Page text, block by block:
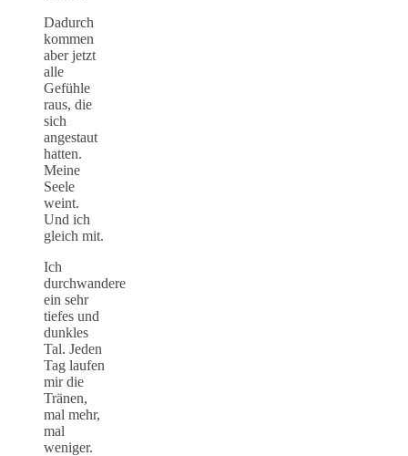
Dadurch
kommen
aber jetzt
alle
Gefühle
raus, die
sich
angestaut
hatten.
Meine
Seele
weint.
Und ich
gleich mit.
Ich
durchwandere
ein sehr
tiefes und
dunkles
Tal. Jeden
Tag laufen
mir die
Tränen,
mal mehr,
mal
weniger.